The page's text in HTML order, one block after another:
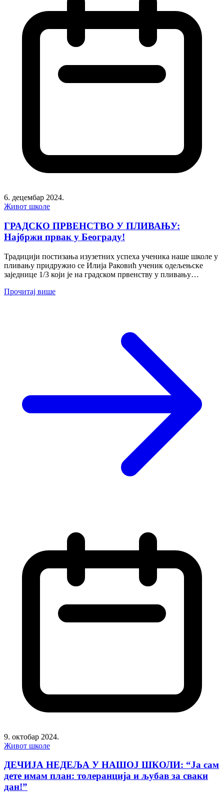
6. децембар 2024.
Живот школе
ГРАДСКО ПРВЕНСТВО У ПЛИВАЊУ:
Најбржи првак у Београду!
Традицији постизања изузетних успеха ученика наше школе у
пливању придружио се Илија Раковић ученик одељењске
заједнице 1/3 који је на градском првенству у пливању
Прочитај више
9. октобар 2024.
Живот школе
ДЕЧИЈА НЕДЕЉА У НАШОЈ ШКОЛИ: “Ја сам
дете имам план: толеранција и љубав за сваки
дан!”